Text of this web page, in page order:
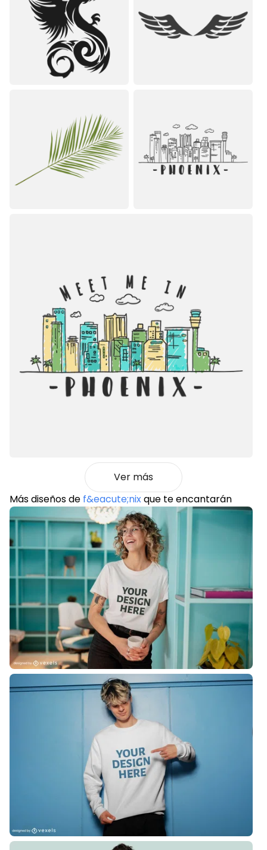
Ver más
Más diseños de f&eacute;nixque te encantarán